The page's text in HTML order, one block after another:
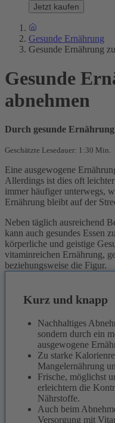
Jetzt kaufen
Gesunde Ernährung
Gesunde Ernährung
Gesunde
abnehmen
Durch gesunde
Geschätzte Lesedauer: 1:30 Min.
Eine ausgewogene
Allerdings ist dies oft
immer häufiger unterwegs,
Ernährung bleibt auf der
Neben täglich ausreichend
kann auch gesundes Essen
körperliche und geistige
vitaminreichen Ernährung,
beziehungsweise die Figur.
Kurz und knapp
Nachhaltiges
sondern durch ein
ausgewogene
Zu starke
Mangelernährung
Frische, möglichst
erleichtern die
Nährstoffe.
Auch beim
Versorgung mit